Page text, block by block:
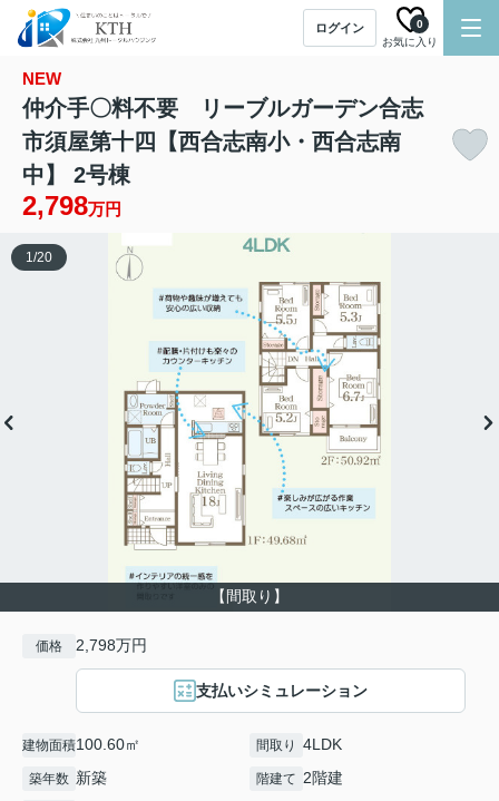
ログイン
お気に入り
0
NEW
仲介手〇料不要 リーブルガーデン合志
市須屋第十四【西合志南小・西合志南
中】 2号棟
2,798万円
【間取り】
1/20
価格 2,798万円
支払いシミュレーション
建物面積100.60㎡ 間取り 4LDK
築年数 新築 階建て 2階建